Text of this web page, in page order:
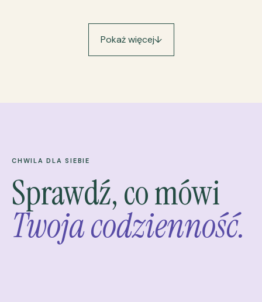
Pokaż więcej↓
CHWILA DLA SIEBIE
Sprawdź, co mówi
Twoja codzienność.